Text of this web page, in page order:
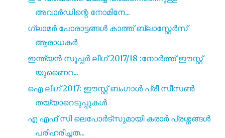
അവാർഡിന്റെ നോമിനേ...
ഗ്ലാമർ പോരാട്ടങ്ങൾ കാത്ത് ബ്ലാസ്റ്റേർസ്
ആരാധകർ
ഇന്ത്യൻ സൂപ്പർ ലീഗ് 2017/18 :നോർത്ത് ഈസ്റ്റ്
യുണൈറ...
ഐ ലീഗ് 2017: ഈസ്റ്റ് ബംഗാൾ പ്രീ സീസൺ
തയ്യാറെടുപ്പുകൾ
എ എഫ് സി ലെപോർട്‌സുമായി കരാർ പ്രശ്നങ്ങൾ
പരിഹരിച്ചത...